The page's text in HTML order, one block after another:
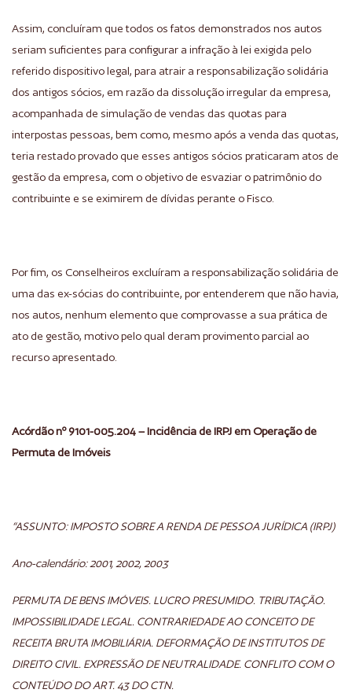
Assim, concluíram que todos os fatos demonstrados nos autos
seriam suficientes para configurar a infração à lei exigida pelo
referido dispositivo legal, para atrair a responsabilização solidária
dos antigos sócios, em razão da dissolução irregular da empresa,
acompanhada de simulação de vendas das quotas para
interpostas pessoas, bem como, mesmo após a venda das quotas,
teria restado provado que esses antigos sócios praticaram atos de
gestão da empresa, com o objetivo de esvaziar o patrimônio do
contribuinte e se eximirem de dívidas perante o Fisco.
Por fim, os Conselheiros excluíram a responsabilização solidária de
uma das ex-sócias do contribuinte, por entenderem que não havia,
nos autos, nenhum elemento que comprovasse a sua prática de
ato de gestão, motivo pelo qual deram provimento parcial ao
recurso apresentado.
Acórdão nº 9101-005.204 – Incidência de IRPJ em Operação de
Permuta de Imóveis
“ASSUNTO: IMPOSTO SOBRE A RENDA DE PESSOA JURÍDICA (IRPJ)
Ano-calendário: 2001, 2002, 2003
PERMUTA DE BENS IMÓVEIS. LUCRO PRESUMIDO. TRIBUTAÇÃO.
IMPOSSIBILIDADE LEGAL. CONTRARIEDADE AO CONCEITO DE
RECEITA BRUTA IMOBILIÁRIA. DEFORMAÇÃO DE INSTITUTOS DE
DIREITO CIVIL. EXPRESSÃO DE NEUTRALIDADE. CONFLITO COM O
CONTEÚDO DO ART. 43 DO CTN.